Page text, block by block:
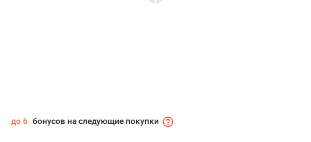
до 6 бонусов на следующие покупки